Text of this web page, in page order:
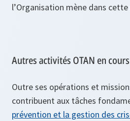
l’Organisation mène dans
Autres activités OTAN en cours
Outre ses opérations et
contribuent aux tâches
prévention et la gestion des